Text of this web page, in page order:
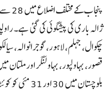
ژالہ باری کی پیشگوئی کی گئی ہے۔
چکوال، جہلم، لاہور، گوجرانوالہ،
قصور، بہاولپور، بہاولنگر اور
بلوچستان